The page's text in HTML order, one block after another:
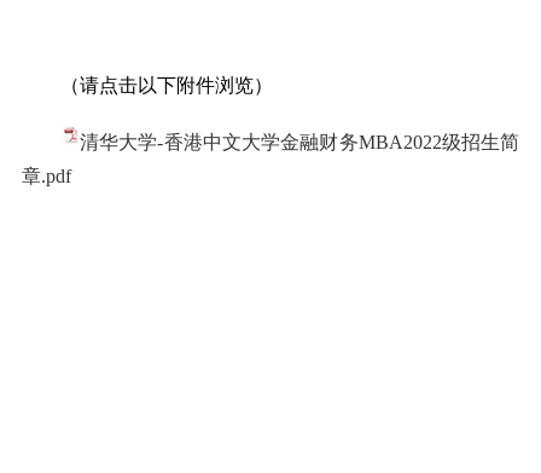
（请点击以下附件浏览）
清华大学-香港中文大学金融财务MBA2022级招生简
章.pdf